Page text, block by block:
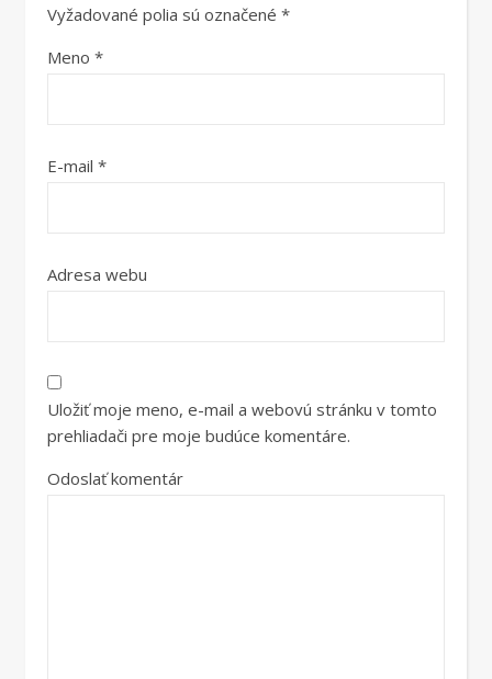
Vyžadované polia sú označené *
Meno *
E-mail *
Adresa webu
Uložiť moje meno, e-mail a webovú stránku v tomto
prehliadači pre moje budúce komentáre.
Odoslať komentár